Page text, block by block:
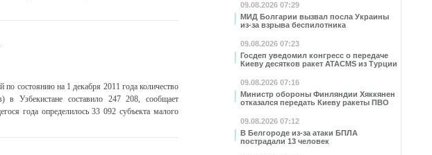
09.08.2026 07:29
МИД Болгарии вызвал посла Украины
из-за взрыва беспилотника
09.08.2026 07:23
Госдеп уведомил конгресс о передаче
Киеву десятков ракет ATACMS из Турции
09.08.2026 07:16
Министр обороны Финляндии Хяккянен
отказался передать Киеву ракеты ПВО
09.08.2026 07:12
В Белгороде из-за атаки БПЛА
пострадали 13 человек
по состоянию на 1 декабря 2011 года количество
в Узбекистане составило 247 208, сообщает
года определилось 33 092 субъекта малого